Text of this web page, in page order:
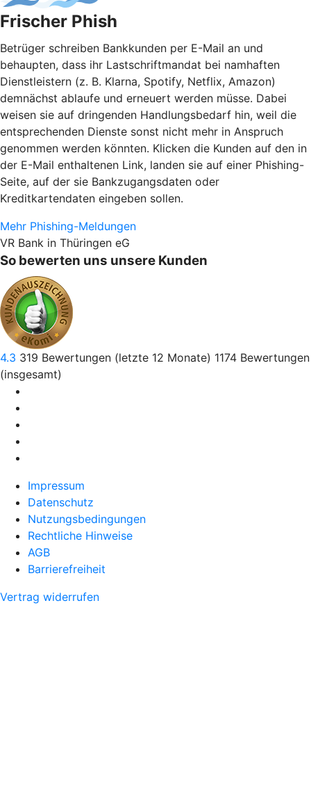
Frischer Phish
Betrüger schreiben Bankkunden per E-Mail an und
behaupten, dass ihr Lastschriftmandat bei namhaften
Dienstleistern (z. B. Klarna, Spotify, Netflix, Amazon)
demnächst ablaufe und erneuert werden müsse. Dabei
weisen sie auf dringenden Handlungsbedarf hin, weil die
entsprechenden Dienste sonst nicht mehr in Anspruch
genommen werden könnten. Klicken die Kunden auf den in
der E-Mail enthaltenen Link, landen sie auf einer Phishing-
Seite, auf der sie Bankzugangsdaten oder
Kreditkartendaten eingeben sollen.
Mehr Phishing-Meldungen
VR Bank in Thüringen eG
So bewerten uns unsere Kunden
4.3 319 Bewertungen (letzte 12 Monate) 1174 Bewertungen
(insgesamt)
Impressum
Datenschutz
Nutzungsbedingungen
Rechtliche Hinweise
AGB
Barrierefreiheit
Vertrag widerrufen